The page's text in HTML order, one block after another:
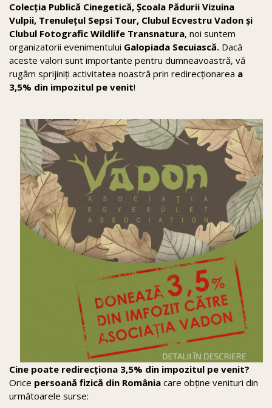
Colecția Publică Cinegetică, Școala Pădurii Vizuina
Vulpii, Trenulețul Sepsi Tour, Clubul Ecvestru Vadon și
Clubul Fotografic Wildlife Transnatura, noi suntem
organizatorii evenimentului Galopiada Secuiască. Dacă
aceste valori sunt importante pentru dumneavoastră, vă
rugăm sprijiniți activitatea noastră prin redirecționarea a
3,5% din impozitul pe venit!
Cine poate redirecționa 3,5% din impozitul pe venit?
Orice persoană fizică din România care obține venituri din
următoarele surse: